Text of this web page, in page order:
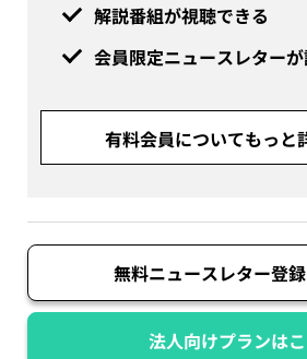
解説番組が視聴できる
会員限定ニュースレター
有料会員についてもっと
無料ニュースレター登
法人向けプランは